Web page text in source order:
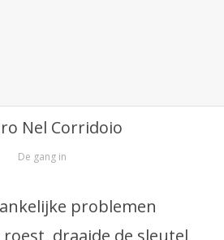
De gang in
problemen
draaide de sleutel